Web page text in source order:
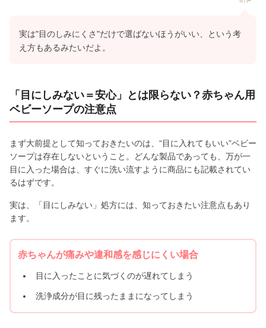
実は"目のしみにくさ"だけで選ばないほうがいい、という考
え方もあるみたいだよ。
「目にしみない＝安心」とは限らない？赤ちゃん用
ベビーソープの注意点
まず大前提として知っておきたいのは、“目に入れてもいい”ベビー
ソープは存在しないということ。どんな製品であっても、万が一
目に入った場合は、すぐに洗い流すように商品にも記載されてい
るはずです。
実は、「目にしみない」処方には、知っておきたい注意点もあり
ます。
赤ちゃんが痛みや違和感を感じにくい場合
目に入ったことに気づくのが遅れてしまう
洗浄成分が目に残ったままになってしまう